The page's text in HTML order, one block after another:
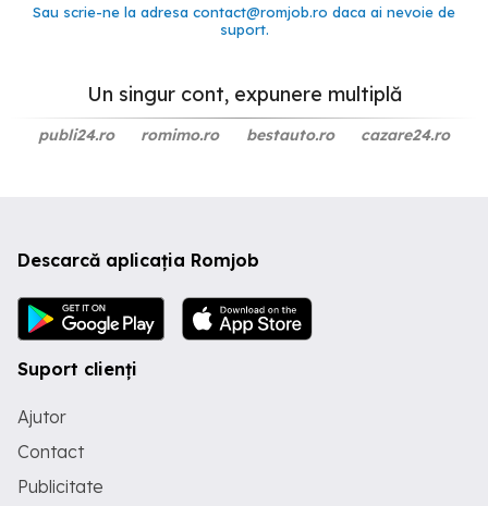
Sau scrie-ne la adresa contact@romjob.ro daca ai nevoie de
suport.
Un singur cont, expunere multiplă
publi24.ro romimo.ro bestauto.ro cazare24.ro
Descarcă aplicația Romjob
Suport clienți
Ajutor
Contact
Publicitate